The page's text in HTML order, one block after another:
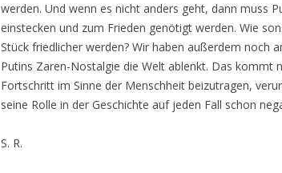
werden. Und wenn es nicht anders geht, dann muss
einstecken und zum Frieden genötigt werden. Wie
Stück friedlicher werden? Wir haben außerdem noch
Putins Zaren-Nostalgie die Welt ablenkt. Das kommt
Fortschritt im Sinne der Menschheit beizutragen,
seine Rolle in der Geschichte auf jeden Fall schon
S. R.